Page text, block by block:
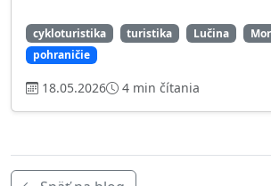
cykloturistika turistika Lučina
pohraničie
18.05.2026 4 min čítania